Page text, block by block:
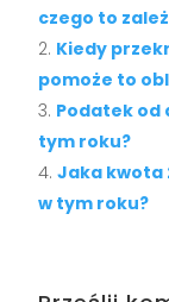
czego to
Kiedy
pomoże to
Podatek od
tym roku?
Jaka kwota
w tym roku?